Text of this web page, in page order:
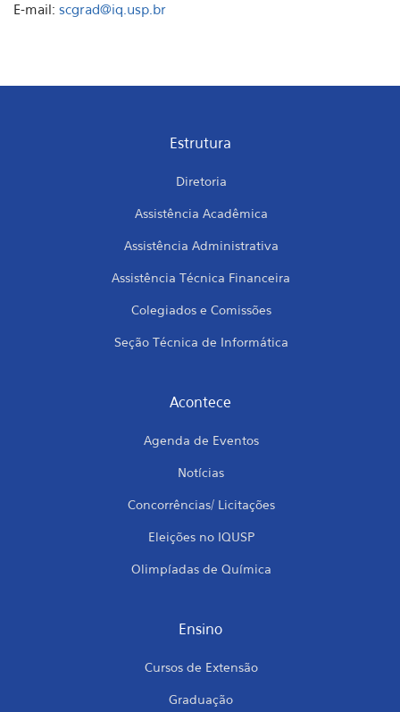
E-mail: scgrad@iq.usp.br
Estrutura
Diretoria
Assistência Acadêmica
Assistência Administrativa
Assistência Técnica Financeira
Colegiados e Comissões
Seção Técnica de Informática
Acontece
Agenda de Eventos
Notícias
Concorrências/ Licitações
Eleições no IQUSP
Olimpíadas de Química
Ensino
Cursos de Extensão
Graduação